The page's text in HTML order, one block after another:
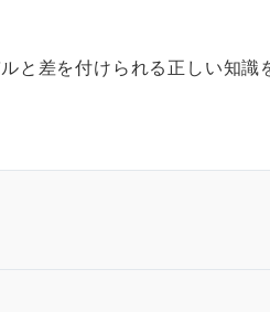
と差を付けられる正しい知識